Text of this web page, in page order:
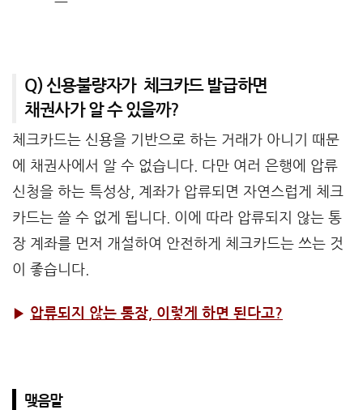
Q) 신용불량자가 체크카드 발급하면
채권사가 알 수 있을까?
체크카드는 신용을 기반으로 하는 거래가 아니기 때문
에 채권사에서 알 수 없습니다. 다만 여러 은행에 압류
신청을 하는 특성상, 계좌가 압류되면 자연스럽게 체크
카드는 쓸 수 없게 됩니다. 이에 따라 압류되지 않는 통
장 계좌를 먼저 개설하여 안전하게 체크카드는 쓰는 것
이 좋습니다.
▶ 압류되지 않는 통장, 이렇게 하면 된다고?
맺음말